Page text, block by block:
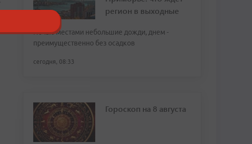
регион в выходные
Ночью местами небольшие дожди, днем -
преимущественно без осадков
сегодня, 08:33
Гороскоп на 8 августа